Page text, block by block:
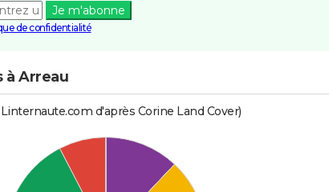
Je m'abonne
de confidentialité
à Arreau
d'après Corine Land Cover)